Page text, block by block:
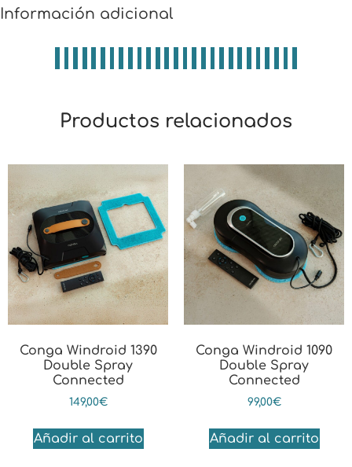
Información adicional
Productos relacionados
Conga Windroid 1390
Double Spray
Connected
149,00€
Añadir al carrito
Conga Windroid 1090
Double Spray
Connected
99,00€
Añadir al carrito